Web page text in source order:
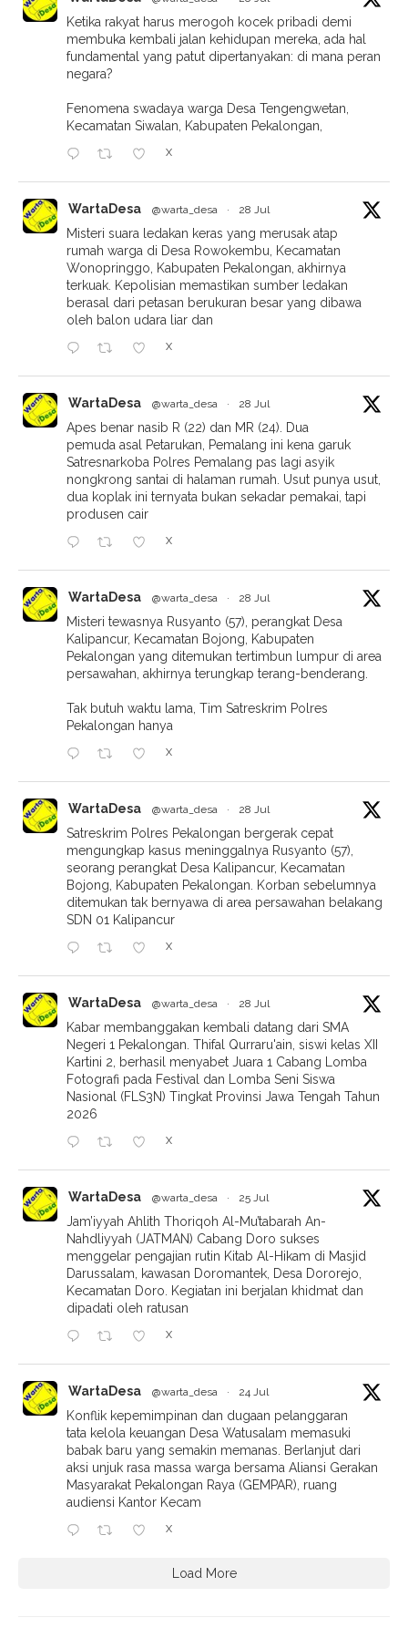
Ketika rakyat harus merogoh kocek pribadi demi
membuka kembali jalan kehidupan mereka, ada hal
fundamental yang patut dipertanyakan: di mana peran
negara?
Fenomena swadaya warga Desa Tengengwetan,
Kecamatan Siwalan, Kabupaten Pekalongan,
X
WartaDesa @warta_desa · 28 Jul
Misteri suara ledakan keras yang merusak atap
rumah warga di Desa Rowokembu, Kecamatan
Wonopringgo, Kabupaten Pekalongan, akhirnya
terkuak. Kepolisian memastikan sumber ledakan
berasal dari petasan berukuran besar yang dibawa
oleh balon udara liar dan
X
WartaDesa @warta_desa · 28 Jul
Apes benar nasib R (22) dan MR (24). Dua
pemuda asal Petarukan, Pemalang ini kena garuk
Satresnarkoba Polres Pemalang pas lagi asyik
nongkrong santai di halaman rumah. Usut punya usut,
dua koplak ini ternyata bukan sekadar pemakai, tapi
produsen cair
X
WartaDesa @warta_desa · 28 Jul
Misteri tewasnya Rusyanto (57), perangkat Desa
Kalipancur, Kecamatan Bojong, Kabupaten
Pekalongan yang ditemukan tertimbun lumpur di area
persawahan, akhirnya terungkap terang-benderang.
Tak butuh waktu lama, Tim Satreskrim Polres
Pekalongan hanya
X
WartaDesa @warta_desa · 28 Jul
Satreskrim Polres Pekalongan bergerak cepat
mengungkap kasus meninggalnya Rusyanto (57),
seorang perangkat Desa Kalipancur, Kecamatan
Bojong, Kabupaten Pekalongan. Korban sebelumnya
ditemukan tak bernyawa di area persawahan belakang
SDN 01 Kalipancur
X
WartaDesa @warta_desa · 28 Jul
Kabar membanggakan kembali datang dari SMA
Negeri 1 Pekalongan. Thifal Qurraru'ain, siswi kelas XII
Kartini 2, berhasil menyabet Juara 1 Cabang Lomba
Fotografi pada Festival dan Lomba Seni Siswa
Nasional (FLS3N) Tingkat Provinsi Jawa Tengah Tahun
2026
X
WartaDesa @warta_desa · 25 Jul
Jam’iyyah Ahlith Thoriqoh Al-Mu’tabarah An-
Nahdliyyah (JATMAN) Cabang Doro sukses
menggelar pengajian rutin Kitab Al-Hikam di Masjid
Darussalam, kawasan Doromantek, Desa Dororejo,
Kecamatan Doro. Kegiatan ini berjalan khidmat dan
dipadati oleh ratusan
X
WartaDesa @warta_desa · 24 Jul
Konflik kepemimpinan dan dugaan pelanggaran
tata kelola keuangan Desa Watusalam memasuki
babak baru yang semakin memanas. Berlanjut dari
aksi unjuk rasa massa warga bersama Aliansi Gerakan
Masyarakat Pekalongan Raya (GEMPAR), ruang
audiensi Kantor Kecam
X
Load More